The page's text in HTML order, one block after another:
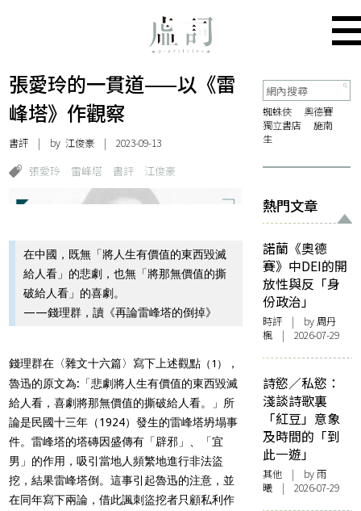
張愛玲的一貫道——以《雷
峰塔》作觀察
書評 | by江俊豪 | 2023-09-13
張愛玲 雷峰塔 書評 江俊豪
在中國，既無「將人生有價值的東西毀滅
給人看」的悲劇，也無「將那無價值的撕
破給人看」的喜劇。
——錢理群，讀《再論雷峰塔的倒掉》
錢理群在〈雜文十六篇〉寫下上述觀點 （1）
，
魯迅的原文為:「悲劇將人生有價值的東西毀滅
給人看，喜劇將那無價值的撕破給人看。」所
論是民國十三年（1924）發生的雷峰塔坍塌事
件。雷峰塔的塔磚因盛傳有「辟邪」、「宜
男」的作用，吸引當地人頻繁地進行非法盜
挖，結果雷峰塔倒。這事引起魯迅的注意，並
在同年寫下兩論，借此諷刺盜挖者只顧私利作
蜘蛛俠
奧德賽
獨立書店
施南
生
熱門文章
諾蘭《奧德
賽》中DEI的開
放性與反「身
份政治」
時評 | by周丹
楓 | 2026-07-29
詩慾／私慾：
淺談詩歌裏
「紅豆」意象
及時間的「到
此一遊」
其他 | by 雨
曦 | 2026-07-29